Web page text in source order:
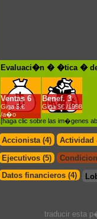
Evaluaci�n � �tica �
Ventas 6
Giga $.€
/a�o
Benef. 3
Giga $€ /1998
[haga clic sobre las im�genes
Accionista (4)
Actividad
Ejecutivos (5)
Datos financieros (4)
traducir esta